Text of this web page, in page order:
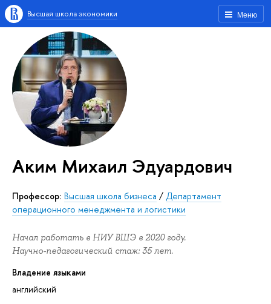
Меню
Высшая школа экономики
Аким Михаил Эдуардович
Профессор: Высшая школа бизнеса / Департамент
операционного менеджмента и логистики
Начал работать в НИУ ВШЭ в 2020 году.
Научно-педагогический стаж: 35 лет.
Владение языками
английский